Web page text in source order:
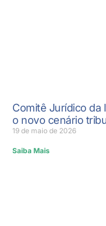
Comitê Jurídico da
o novo cenário
19 de maio de 2026
Saiba Mais